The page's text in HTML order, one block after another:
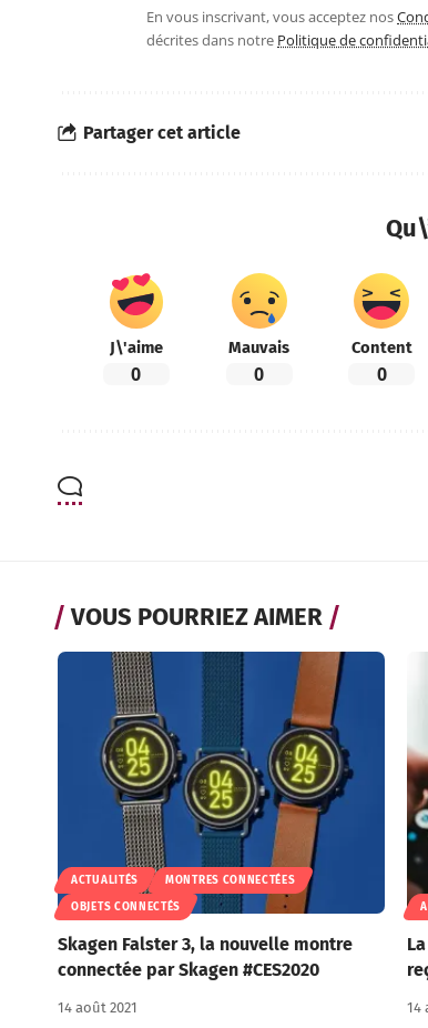
En vous inscrivant, vous acceptez nos
décrites dans notre Politique de
Partager cet article
J\'aime
0
Mauvais
0
Content
0
VOUS POURRIEZ AIMER
ACTUALITÉS
MONTRES CONNECTÉES
OBJETS CONNECTÉS
Skagen Falster 3, la nouvelle montre
connectée par Skagen #CES2020
14 août 2021 14